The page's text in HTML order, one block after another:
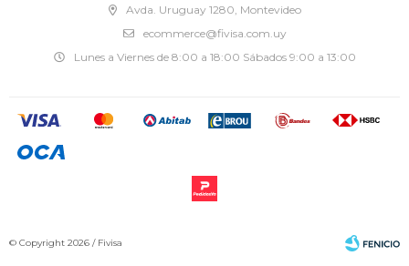
Avda. Uruguay 1280, Montevideo
ecommerce@fivisa.com.uy
Lunes a Viernes de 8:00 a 18:00 Sábados 9:00 a 13:00
© Copyright 2026 / Fivisa